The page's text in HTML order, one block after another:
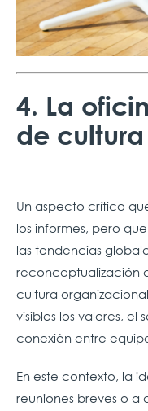
4. La
de
Un aspecto crítico
los informes, pero
las tendencias
reconceptualización
cultura
visibles los valores,
conexión entre
En este contexto, la
reuniones breves o a